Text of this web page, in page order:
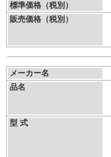
標準価格（税別）
販売価格（税別）
メーカー名
品名
型 式